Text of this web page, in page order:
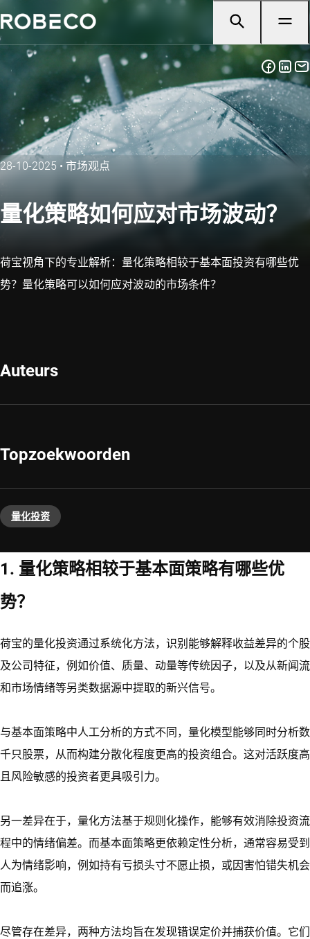
28-10-2025 • 市场观点
量化策略如何应对市场波动？
荷宝视角下的专业解析：量化策略相较于基本面投资有哪些优
势？量化策略可以如何应对波动的市场条件？
Auteurs
Topzoekwoorden
量化投资
1. 量化策略相较于基本面策略有哪些优
势？
荷宝的量化投资通过系统化方法，识别能够解释收益差异的个股
及公司特征，例如价值、质量、动量等传统因子，以及从新闻流
和市场情绪等另类数据源中提取的新兴信号。
与基本面策略中人工分析的方式不同，量化模型能够同时分析数
千只股票，从而构建分散化程度更高的投资组合。这对活跃度高
且风险敏感的投资者更具吸引力。
另一差异在于，量化方法基于规则化操作，能够有效消除投资流
程中的情绪偏差。而基本面策略更依赖定性分析，通常容易受到
人为情绪影响，例如持有亏损头寸不愿止损，或因害怕错失机会
而追涨。
尽管存在差异，两种方法均旨在发现错误定价并捕获价值。它们